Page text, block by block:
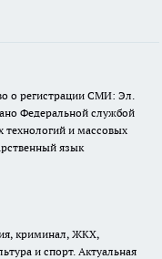
о регистрации СМИ: Эл.
Федеральной службой
технологий и массовых
язык
криминал, ЖКХ,
и спорт. Актуальная